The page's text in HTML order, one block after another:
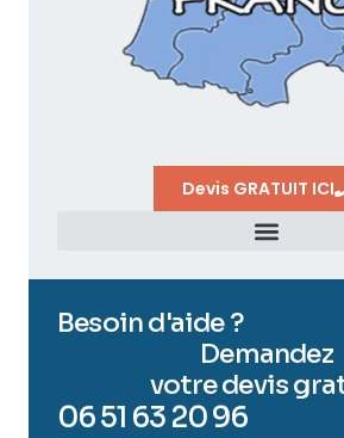
Devis GRATUIT ICI
Besoin d'aide ?
Demandez
votre devis
06 51 63 20 96